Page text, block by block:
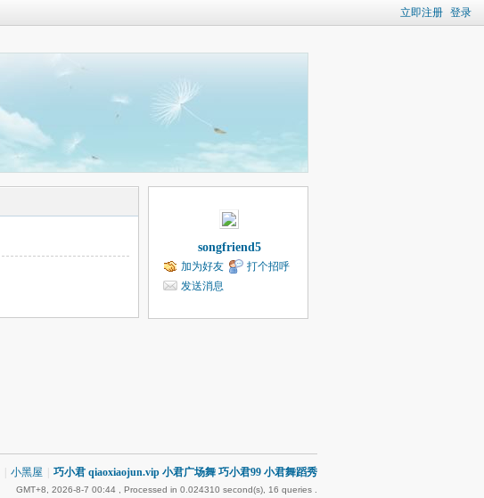
立即注册 登录
songfriend5
加为好友
打个招呼
发送消息
小黑屋 巧小君 qiaoxiaojun.vip 小君广场舞 巧小君99 小君舞蹈秀
GMT+8, 2026-8-7 00:44 , Processed in 0.024310 second(s), 16 queries .